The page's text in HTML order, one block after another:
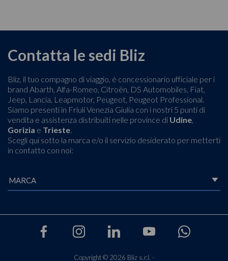
Contatta le sedi Bliz
Bliz, il tuo compagno di viaggio, è concessionario ufficiale per i
brand Abarth, Alfa-Romeo, Citroën, DS Automobiles, Fiat,
Jeep, Lancia, Leapmotor, Peugeot, Peugeot Professional.
Siamo presenti in Friuli Venezia Giulia con i nostri 5 punti di
vendita e assistenza distribuiti nelle province di Udine,
Gorizia e Trieste.
Scegli qui sotto la marca e/o il servizio desiderato per metterti
in contatto con noi:
Copyright © 2026 Bliz s.r.l. -